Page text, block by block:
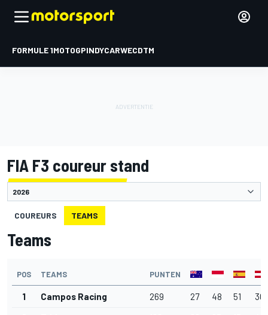
FORMULE 1MOTOGPINDYCARWECDTM
FIA F3 coureur stand
COUREURS TEAMS
Teams
POS TEAMS PUNTEN
1 Campos Racing 269 27 48 51 30